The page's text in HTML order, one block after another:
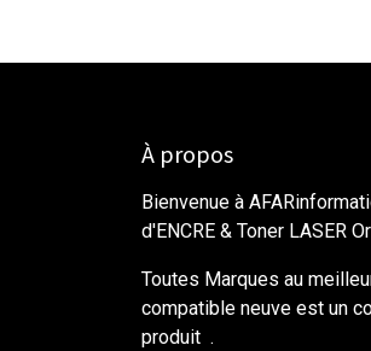
À propos
Bienvenue à
d'ENCRE & Toner LASER
Toutes Marques au
compatible neuve est un
produit .